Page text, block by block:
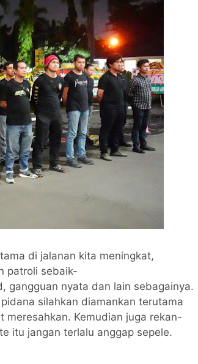
di jalanan kita meningkat,
patroli sebaik-
gangguan nyata dan lain sebagainya.
silahkan diamankan terutama
Kemudian juga rekan-
itu jangan terlalu anggap sepele.